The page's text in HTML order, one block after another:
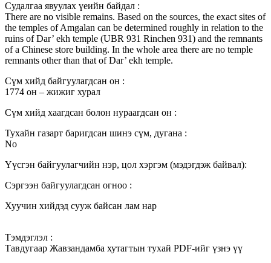
Судалгаа явуулах үеийн байдал :
There are no visible remains. Based on the sources, the exact sites of
the temples of Amgalan can be determined roughly in relation to the
ruins of Dar’ ekh temple (UBR 931 Rinchen 931) and the remnants
of a Chinese store building. In the whole area there are no temple
remnants other than that of Dar’ ekh temple.
Сүм хийд байгуулагдсан он :
1774 он – жижиг хурал
Сүм хийд хаагдсан болон нураагдсан он :
Тухайн газарт баригдсан шинэ сүм, дугана :
No
Үүсгэн байгуулагчийн нэр, цол хэргэм (мэдэгдэж байвал):
Сэргээн байгуулагдсан огноо :
Хуучин хийдэд сууж байсан лам нар
Тэмдэглэл :
Тавдугаар Жавзандамба хутагтын тухай PDF-ийг үзнэ үү